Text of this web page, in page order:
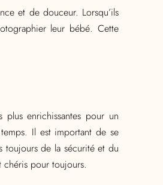
et de douceur. Lorsqu’ils
leur bébé. Cette
enrichissantes pour un
Il est important de se
toujours de la sécurité et du
chéris pour toujours.